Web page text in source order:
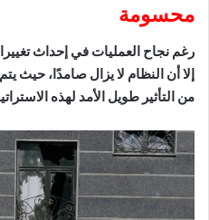
محسومة
رغم نجاح العمليات في إحداث
إلا أن النظام لا يزال صامدًا، حيث
من التأثير طويل الأمد لهذه